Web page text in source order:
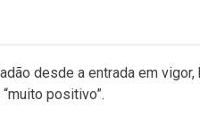
desde a entrada em
positivo”.